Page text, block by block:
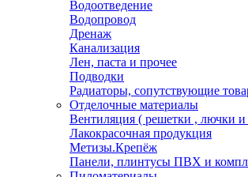
Водоотведение
Водопровод
Дренаж
Канализация
Лен, паста и прочее
Подводки
Радиаторы, сопутствующие
Отделочные материалы
Вентиляция ( решетки , лючки и
Лакокрасочная продукция
Метизы.Крепёж
Панели, плинтусы ПВХ и